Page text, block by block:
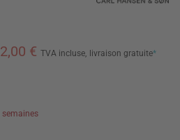
€ TVA incluse, livraison gratuite*
semaines